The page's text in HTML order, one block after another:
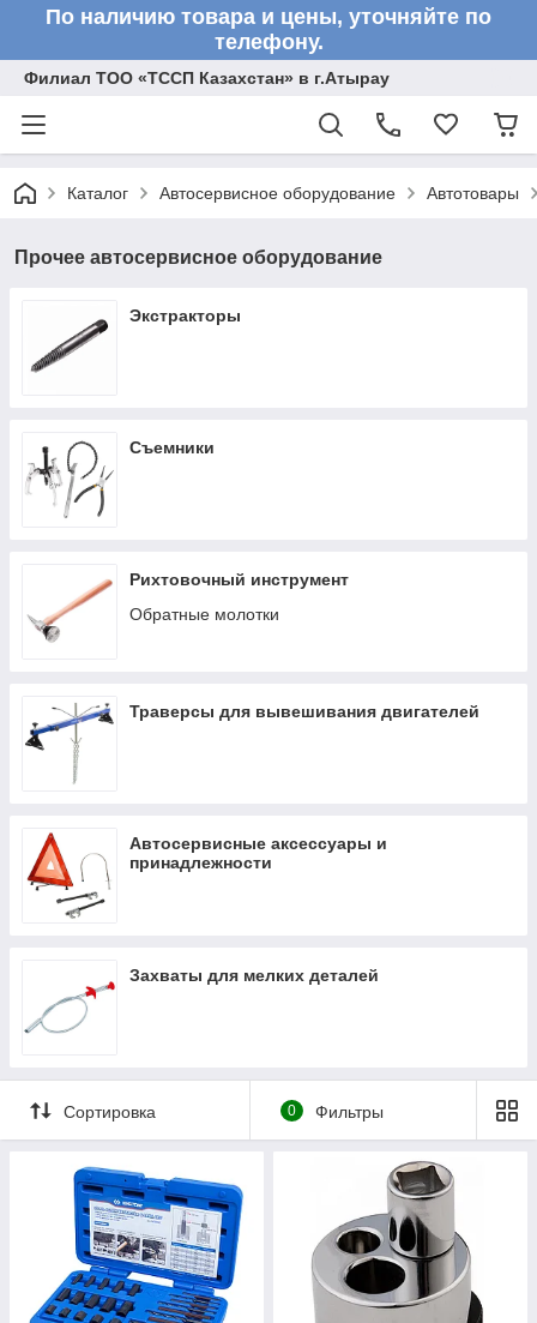
По наличию товара и цены, уточняйте по
телефону.
Филиал ТОО «ТССП Казахстан» в г.Атырау
Каталог Автосервисное оборудование Автотовары
Прочее автосервисное оборудование
Экстракторы
Съемники
Рихтовочный инструмент
Обратные молотки
Траверсы для вывешивания двигателей
Автосервисные аксессуары и
принадлежности
Захваты для мелких деталей
Сортировка 0 Фильтры